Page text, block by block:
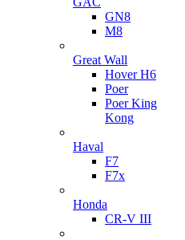
GN8
M8
Great Wall
Hover H6
Poer
Poer King
Kong
Haval
F7
F7x
Honda
CR-V III